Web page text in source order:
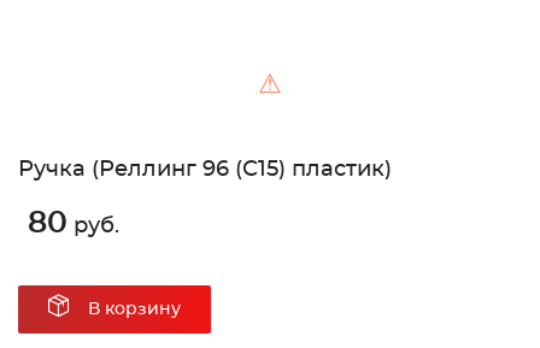
⚠
Ручка (Реллинг 96 (С15) пластик)
80 руб.
В корзину